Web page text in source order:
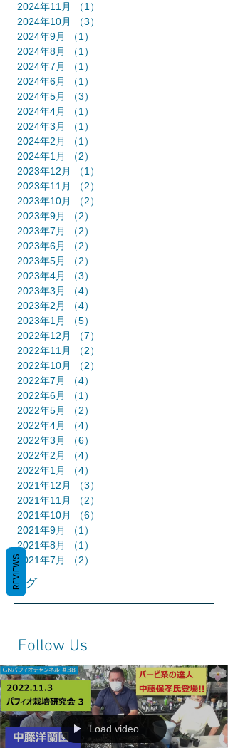
2024年11月
（1）
2024年10月
（3）
2024年9月
（1）
2024年8月
（1）
2024年7月
（1）
2024年6月
（1）
2024年5月
（3）
2024年4月
（1）
2024年3月
（1）
2024年2月
（1）
2024年1月
（2）
2023年12月
（1）
2023年11月
（2）
2023年10月
（2）
2023年9月
（2）
2023年7月
（2）
2023年6月
（2）
2023年5月
（2）
2023年4月
（3）
2023年3月
（4）
2023年2月
（4）
2023年1月
（5）
2022年12月
（7）
2022年11月
（2）
2022年10月
（2）
2022年7月
（4）
2022年6月
（1）
2022年5月
（2）
2022年4月
（4）
2022年3月
（6）
2022年2月
（4）
2022年1月
（4）
2021年12月
（3）
2021年11月
（2）
2021年10月
（6）
2021年9月
（1）
2021年8月
（1）
2021年7月
（2）
タグ
Follow Us
Load video
REVIEWS